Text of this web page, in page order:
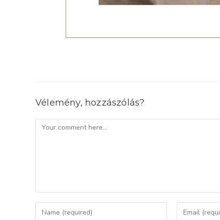
Vélemény, hozzászólás?
Comment
Enter
Enter